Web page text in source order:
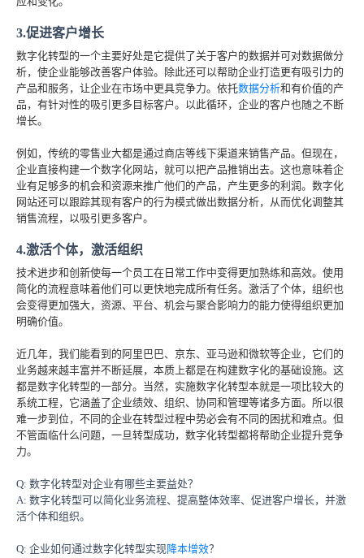
3.促进客户增长
数字化转型的一个主要好处是它提供了关于客户的数据并可对数据做分
析，使企业能够改善客户体验。除此还可以帮助企业打造更有吸引力的
产品和服务，让企业在市场中更具竞争力。依托数据分析和有价值的产
品，有针对性的吸引更多目标客户。以此循环，企业的客户也随之不断
增长。
例如，传统的零售业大都是通过商店等线下渠道来销售产品。但现在，
企业直接构建一个数字化网站，就可以把产品推销出去。这也意味着企
业有足够多的机会和资源来推广他们的产品，产生更多的利润。数字化
网站还可以跟踪其现有客户的行为模式做出数据分析，从而优化调整其
销售流程，以吸引更多客户。
4.激活个体，激活组织
技术进步和创新使每一个员工在日常工作中变得更加熟练和高效。使用
简化的流程意味着他们可以更快地完成所有任务。激活了个体，组织也
会变得更加强大，资源、平台、机会与聚合影响力的能力使得组织更加
明确价值。
近几年，我们能看到的阿里巴巴、京东、亚马逊和微软等企业，它们的
业务越来越丰富并不断延展，本质上都是在构建数字化的基础设施。这
都是数字化转型的一部分。当然，实施数字化转型本就是一项比较大的
系统工程，它涵盖了企业绩效、组织、协同和管理等诸多方面。所以很
难一步到位，不同的企业在转型过程中势必会有不同的困扰和难点。但
不管面临什么问题，一旦转型成功，数字化转型都将帮助企业提升竞争
力。
Q: 数字化转型对企业有哪些主要益处？
A: 数字化转型可以简化业务流程、提高整体效率、促进客户增长，并激
活个体和组织。
Q: 企业如何通过数字化转型实现降本增效？